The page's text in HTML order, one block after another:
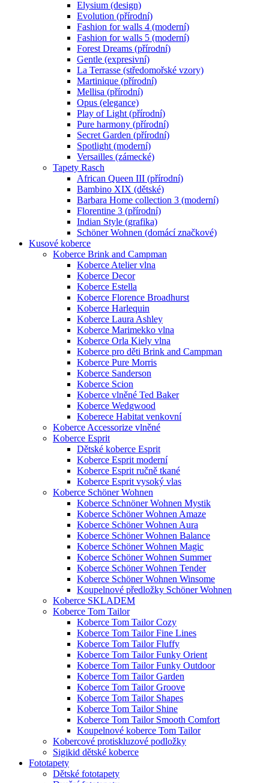
Elysium (design)
Evolution (přírodní)
Fashion for walls 4 (moderní)
Fashion for walls 5 (moderní)
Forest Dreams (přírodní)
Gentle (expresivní)
La Terrasse (středomořské vzory)
Martinique (přírodní)
Mellisa (přírodní)
Opus (elegance)
Play of Light (přírodní)
Pure harmony (přírodní)
Secret Garden (přírodní)
Spotlight (moderní)
Versailles (zámecké)
Tapety Rasch
African Queen III (přírodní)
Bambino XIX (dětské)
Barbara Home collection 3 (moderní)
Florentine 3 (přírodní)
Indian Style (grafika)
Schöner Wohnen (domácí značkové)
Kusové koberce
Koberce Brink and Campman
Koberce Atelier vlna
Koberce Decor
Koberce Estella
Koberce Florence Broadhurst
Koberce Harlequin
Koberce Laura Ashley
Koberce Marimekko vlna
Koberce Orla Kiely vlna
Koberce pro děti Brink and Campman
Koberce Pure Morris
Koberce Sanderson
Koberce Scion
Koberce vlněné Ted Baker
Koberce Wedgwood
Koberece Habitat venkovní
Koberce Accessorize vlněné
Koberce Esprit
Dětské koberce Esprit
Koberce Esprit moderní
Koberce Esprit ručně tkané
Koberce Esprit vysoký vlas
Koberce Schöner Wohnen
Koberce Schnöner Wohnen Mystik
Koberce Schöner Wohnen Amaze
Koberce Schöner Wohnen Aura
Koberce Schöner Wohnen Balance
Koberce Schöner Wohnen Magic
Koberce Schöner Wohnen Summer
Koberce Schöner Wohnen Tender
Koberce Schöner Wohnen Winsome
Koupelnové předložky Schöner Wohnen
Koberce SKLADEM
Koberce Tom Tailor
Koberce Tom Tailor Cozy
Koberce Tom Tailor Fine Lines
Koberce Tom Tailor Fluffy
Koberce Tom Tailor Funky Orient
Koberce Tom Tailor Funky Outdoor
Koberce Tom Tailor Garden
Koberce Tom Tailor Groove
Koberce Tom Tailor Shapes
Koberce Tom Tailor Shine
Koberce Tom Tailor Smooth Comfort
Koupelnové koberce Tom Tailor
Kobercové protiskluzové podložky
Sigikid dětské koberce
Fototapety
Dětské fototapety